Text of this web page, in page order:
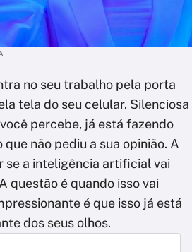
no seu trabalho pela porta
tela do seu celular. Silenciosa
percebe, já está fazendo
não pediu a sua opinião. A
se a inteligência artificial vai
questão é quando isso vai
é que isso já está
dos seus olhos.